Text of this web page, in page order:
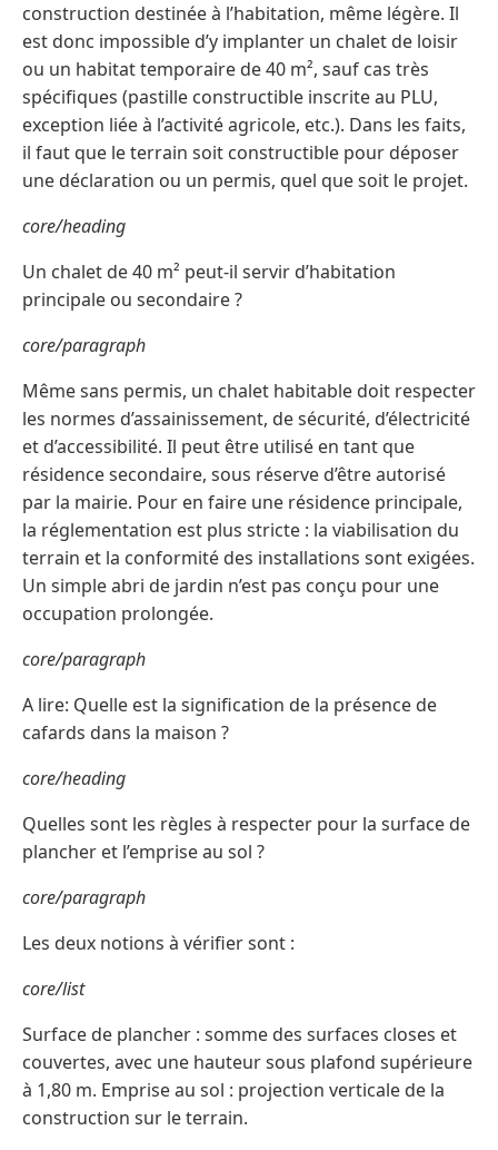
construction destinée à l’habitation, même légère. Il
est donc impossible d’y implanter un chalet de loisir
ou un habitat temporaire de 40 m², sauf cas très
spécifiques (pastille constructible inscrite au PLU,
exception liée à l’activité agricole, etc.). Dans les faits,
il faut que le terrain soit constructible pour déposer
une déclaration ou un permis, quel que soit le projet.
core/heading
Un chalet de 40 m² peut-il servir d’habitation
principale ou secondaire ?
core/paragraph
Même sans permis, un chalet habitable doit respecter
les normes d’assainissement, de sécurité, d’électricité
et d’accessibilité. Il peut être utilisé en tant que
résidence secondaire, sous réserve d’être autorisé
par la mairie. Pour en faire une résidence principale,
la réglementation est plus stricte : la viabilisation du
terrain et la conformité des installations sont exigées.
Un simple abri de jardin n’est pas conçu pour une
occupation prolongée.
core/paragraph
A lire: Quelle est la signification de la présence de
cafards dans la maison ?
core/heading
Quelles sont les règles à respecter pour la surface de
plancher et l’emprise au sol ?
core/paragraph
Les deux notions à vérifier sont :
core/list
Surface de plancher : somme des surfaces closes et
couvertes, avec une hauteur sous plafond supérieure
à 1,80 m. Emprise au sol : projection verticale de la
construction sur le terrain.